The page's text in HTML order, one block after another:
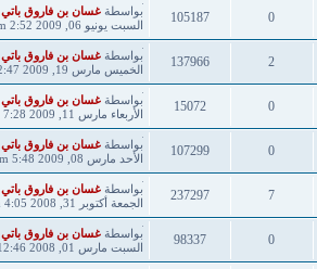
0
ردود
105187
مشاهدات
آخر
مشاركة
بواسطةغسان بن فاروق باتي
السبت يونيو 06, 2009 2:52 pm
2
137966
آخر
مشاركة
بواسطةغسان بن فاروق باتي
الخميس مارس 19, 2009 2:47 pm
0
ردود
15072
مشاهدات
آخر
مشاركة
بواسطةغسان بن فاروق باتي
الأربعاء مارس 11, 2009 7:28 am
0
107299
آخر
مشاركة
بواسطةغسان بن فاروق باتي
الأحد مارس 08, 2009 5:48 pm
7
ردود
237297
مشاهدات
آخر
مشاركة
بواسطةغسان بن فاروق باتي
الجمعة أكتوبر 31, 2008 4:05 pm
0
98337
آخر
مشاركة
بواسطةغسان بن فاروق باتي
السبت مارس 01, 2008 12:46 am